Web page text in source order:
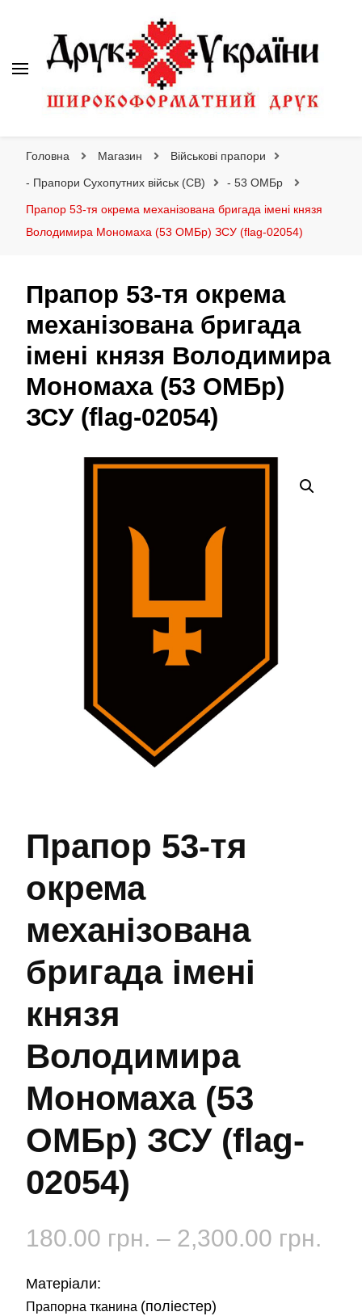
Головна Магазин Військові прапори
- Прапори Сухопутних військ (СВ) - 53 ОМБр
Прапор 53-тя окрема механізована бригада імені князя
Володимира Мономаха (53 ОМБр) ЗСУ (flag-02054)
Прапор 53-тя окрема
механізована бригада
імені князя Володимира
Мономаха (53 ОМБр)
ЗСУ (flag-02054)
Прапор 53-тя
окрема
механізована
бригада імені
князя
Володимира
Мономаха (53
ОМБр) ЗСУ (flag-
02054)
180.00 грн. – 2,300.00 грн.
Матеріали:
Прапорна тканина (поліестер)